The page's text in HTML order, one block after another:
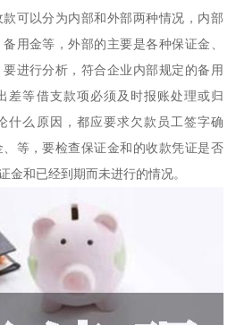
可以分为内部和外部两种情况，内部
用金等，外部的主要是各种保证金、
进行分析，符合企业内部规定的备用
差等借支款项必须及时报账处理或归
什么原因，都应要求欠款员工签字确
等，要检查保证金和的收款凭证是否
金和已经到期而未进行的情况。